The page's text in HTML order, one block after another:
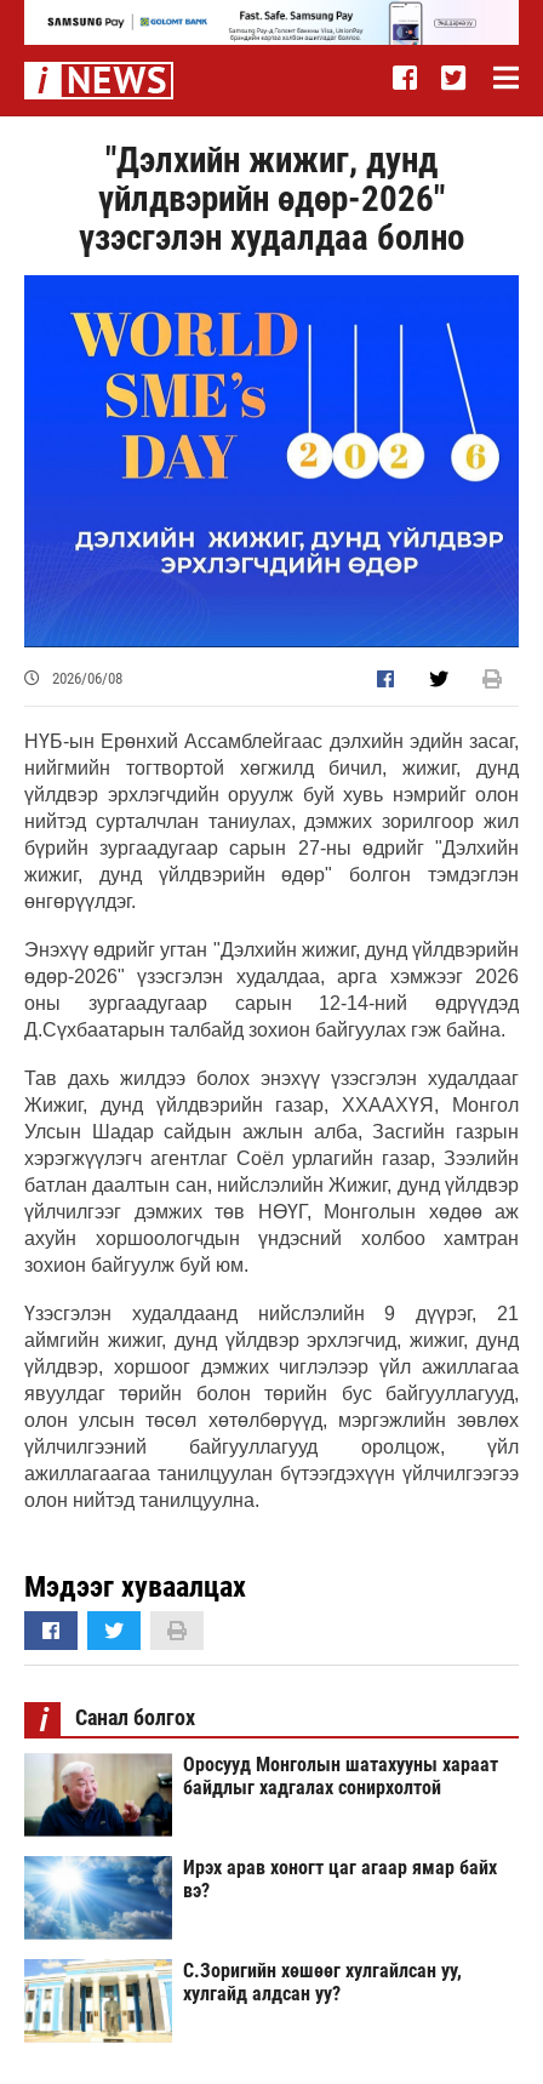
"Дэлхийн жижиг, дунд
үйлдвэрийн өдөр-2026"
үзэсгэлэн худалдаа болно
2026/06/08
НҮБ-ын Ерөнхий Ассамблейгаас дэлхийн эдийн засаг,
нийгмийн тогтвортой хөгжилд бичил, жижиг, дунд
үйлдвэр эрхлэгчдийн оруулж буй хувь нэмрийг олон
нийтэд сурталчлан таниулах, дэмжих зорилгоор жил
бүрийн зургаадугаар сарын 27-ны өдрийг "Дэлхийн
жижиг, дунд үйлдвэрийн өдөр" болгон тэмдэглэн
өнгөрүүлдэг.
Энэхүү өдрийг угтан "Дэлхийн жижиг, дунд үйлдвэрийн
өдөр-2026" үзэсгэлэн худалдаа, арга хэмжээг 2026
оны зургаадугаар сарын 12-14-ний өдрүүдэд
Д.Сүхбаатарын талбайд зохион байгуулах гэж байна.
Тав дахь жилдээ болох энэхүү үзэсгэлэн худалдааг
Жижиг, дунд үйлдвэрийн газар, ХХААХҮЯ, Монгол
Улсын Шадар сайдын ажлын алба, Засгийн газрын
хэрэгжүүлэгч агентлаг Соёл урлагийн газар, Зээлийн
батлан даалтын сан, нийслэлийн Жижиг, дунд үйлдвэр
үйлчилгээг дэмжих төв НӨҮГ, Монголын хөдөө аж
ахуйн хоршоологчдын үндэсний холбоо хамтран
зохион байгуулж буй юм.
Үзэсгэлэн худалдаанд нийслэлийн 9 дүүрэг, 21
аймгийн жижиг, дунд үйлдвэр эрхлэгчид, жижиг, дунд
үйлдвэр, хоршоог дэмжих чиглэлээр үйл ажиллагаа
явуулдаг төрийн болон төрийн бус байгууллагууд,
олон улсын төсөл хөтөлбөрүүд, мэргэжлийн зөвлөх
үйлчилгээний байгууллагууд оролцож, үйл
ажиллагаагаа танилцуулан бүтээгдэхүүн үйлчилгээгээ
олон нийтэд танилцуулна.
Мэдээг хуваалцах
i Санал болгох
Оросууд Монголын шатахууны хараат
байдлыг хадгалах сонирхолтой
Ирэх арав хоногт цаг агаар ямар байх
вэ?
С.Зоригийн хөшөөг хулгайлсан уу,
хулгайд алдсан уу?